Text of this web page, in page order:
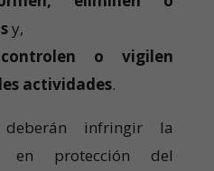
y,
o vigilen
actividades.
deberán infringir la
en protección del